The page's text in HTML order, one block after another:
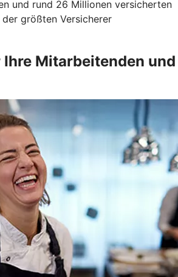
und rund 26 Millionen versicherten
der größten Versicherer
Mitarbeitenden und